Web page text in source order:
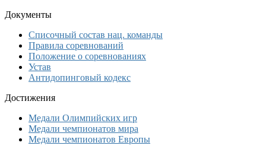
Документы
Списочный состав нац. команды
Правила соревнований
Положение о соревнованиях
Устав
Антидопинговый кодекс
Достижения
Медали Олимпийских игр
Медали чемпионатов мира
Медали чемпионатов Европы